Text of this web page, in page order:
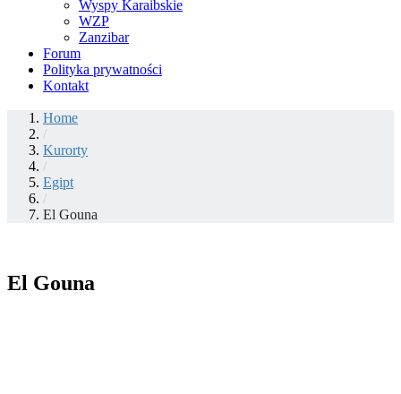
Wyspy Karaibskie
WZP
Zanzibar
Forum
Polityka prywatności
Kontakt
Home
/
Kurorty
/
Egipt
/
El Gouna
El Gouna